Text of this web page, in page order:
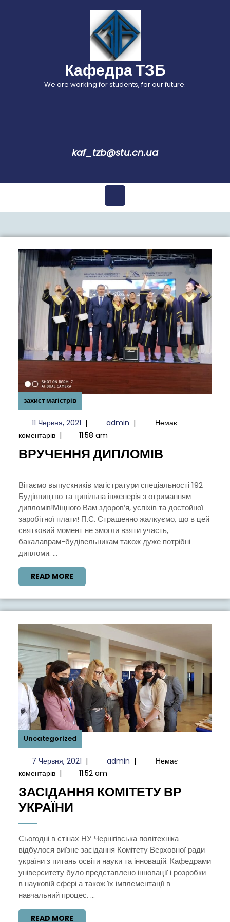
Кафедра ТЗБ
We are working for students, for our future.
kaf_tzb@stu.cn.ua
Відкрити
меню
захист магістрів
11 Червня, 202111
Червня,
| admin admin
|
Немає
коментарів | 11:58 am
ВРУЧЕННЯ ДИПЛОМІВ
Вітаємо выпускників магістратури спеціальності 192
Будівництво та цивільна інженерія з отриманням
дипломів!Міцного Вам здоров’я, успіхів та достойної
заробітної плати! П.С. Страшенно жалкуємо, що в цей
святковий момент не змогли взяти участь,
бакалаврам-будівельникам також дуже потрібні
дипломи. ...
READ MORE
MORE
Uncategorized
7 Червня, 20217
Червня,
| admin admin
|
Немає
коментарів | 11:52 am
ЗАСІДАННЯ КОМІТЕТУ ВР
УКРАЇНИ
ВР
УКРАЇНИ
Сьогодні в стінах НУ Чернігівська політехніка
відбулося виїзне засідання Комітету Верховної ради
україни з питань освіти науки та інновацій. Кафедрами
університету було представлено інновації і розробки
в науковій сфері а також їх імплементації в
навчальний процес. ...
READ MORE